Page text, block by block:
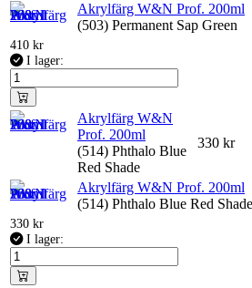
Akrylfärg W&N Prof. 200ml
(503) Permanent Sap Green
410 kr
I lager:
Akrylfärg W&N
Prof. 200ml
(514) Phthalo Blue
Red Shade
330 kr
Akrylfärg W&N Prof. 200ml
(514) Phthalo Blue Red Shade
330 kr
I lager: